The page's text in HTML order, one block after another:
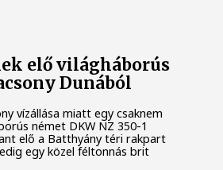
elő világháborús
Dunából
vízállása miatt egy csaknem
német DKW NZ 350-1
elő a Batthyány téri rakpart
egy közel féltonnás brit